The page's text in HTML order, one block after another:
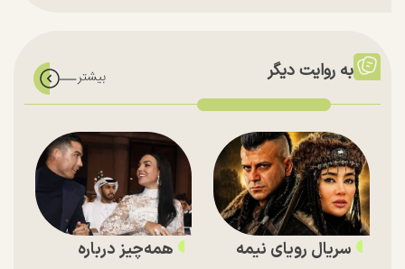
به روایت دیگر
سریال رویای نیمه
همه‌چیز درباره